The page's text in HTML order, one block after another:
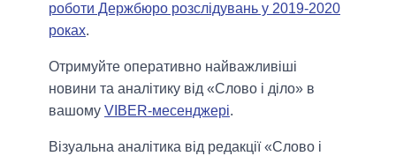
роботи Держбюро розслідувань у 2019-2020
роках.
Отримуйте оперативно найважливіші
новини та аналітику від «Слово і діло» в
вашому VIBER-месенджері.
Візуальна аналітика від редакції «Слово і